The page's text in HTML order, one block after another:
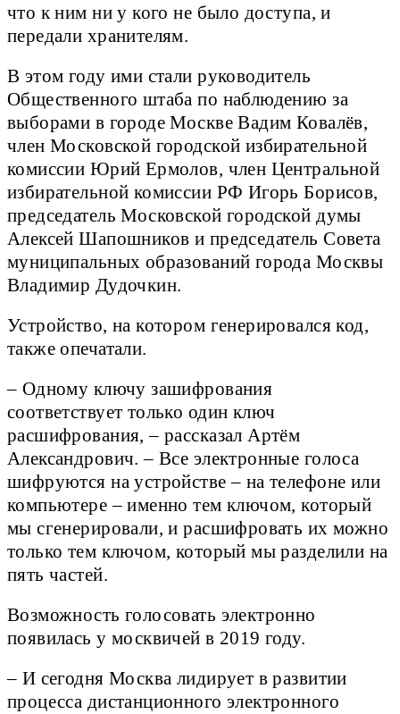
что к ним ни у кого не было доступа, и
передали хранителям.
В этом году ими стали руководитель
Общественного штаба по наблюдению за
выборами в городе Москве Вадим Ковалёв,
член Московской городской избирательной
комиссии Юрий Ермолов, член Центральной
избирательной комиссии РФ Игорь Борисов,
председатель Московской городской думы
Алексей Шапошников и председатель Совета
муниципальных образований города Москвы
Владимир Дудочкин.
Устройство, на котором генерировался код,
также опечатали.
– Одному ключу зашифрования
соответствует только один ключ
расшифрования, – рассказал Артём
Александрович. – Все электронные голоса
шифруются на устройстве – на телефоне или
компьютере – именно тем ключом, который
мы сгенерировали, и расшифровать их можно
только тем ключом, который мы разделили на
пять частей.
Возможность голосовать электронно
появилась у москвичей в 2019 году.
– И сегодня Москва лидирует в развитии
процесса дистанционного электронного